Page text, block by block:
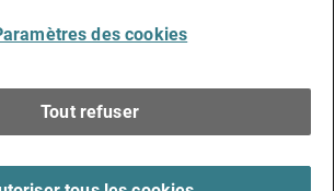
des cookies
Tout refuser